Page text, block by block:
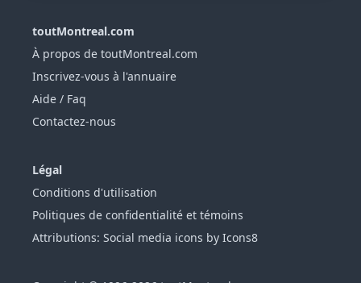
toutMontreal.com
À propos de toutMontreal.com
Inscrivez-vous à l'annuaire
Aide / Faq
Contactez-nous
Légal
Conditions d'utilisation
Politiques de confidentialité et témoins
Attributions: Social media icons by Icons8